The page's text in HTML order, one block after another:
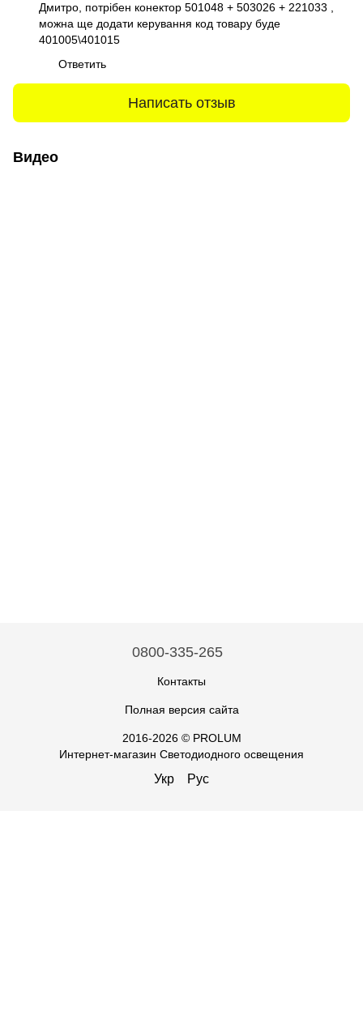
Дмитро, потрібен конектор 501048 + 503026 + 221033 ,
можна ще додати керування код товару буде
401005\401015
Ответить
Написать отзыв
Видео
0800-335-265
Контакты
Полная версия сайта
2016-2026 © PROLUM
Интернет-магазин Светодиодного освещения
Укр Рус